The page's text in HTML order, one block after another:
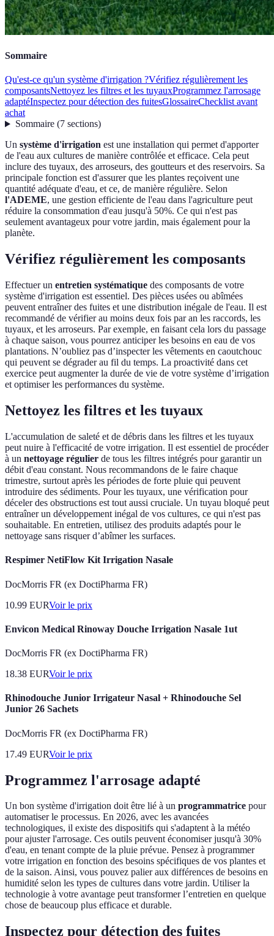
Sommaire
Qu'est-ce qu'un système d'irrigation ?Vérifiez régulièrement les
composantsNettoyez les filtres et les tuyauxProgrammez l'arrosage
adaptéInspectez pour détection des fuitesGlossaireChecklist avant
achat
Sommaire(7 sections)
Un système d'irrigation est une installation qui permet d'apporter
de l'eau aux cultures de manière contrôlée et efficace. Cela peut
inclure des tuyaux, des arroseurs, des goutteurs et des reservoirs. Sa
principale fonction est d'assurer que les plantes reçoivent une
quantité adéquate d'eau, et ce, de manière régulière. Selon
l'ADEME, une gestion efficiente de l'eau dans l'agriculture peut
réduire la consommation d'eau jusqu'à 50%. Ce qui n'est pas
seulement avantageux pour votre jardin, mais également pour la
planète.
Vérifiez régulièrement les composants
Effectuer un entretien systématique des composants de votre
système d'irrigation est essentiel. Des pièces usées ou abîmées
peuvent entraîner des fuites et une distribution inégale de l'eau. Il est
recommandé de vérifier au moins deux fois par an les raccords, les
tuyaux, et les arroseurs. Par exemple, en faisant cela lors du passage
à chaque saison, vous pourrez anticiper les besoins en eau de vos
plantations. N’oubliez pas d’inspecter les vêtements en caoutchouc
qui peuvent se dégrader au fil du temps. La proactivité dans cet
exercice peut augmenter la durée de vie de votre système d’irrigation
et optimiser les performances du système.
Nettoyez les filtres et les tuyaux
L'accumulation de saleté et de débris dans les filtres et les tuyaux
peut nuire à l'efficacité de votre irrigation. Il est essentiel de procéder
à un nettoyage régulier de tous les filtres intégrés pour garantir un
débit d'eau constant. Nous recommandons de le faire chaque
trimestre, surtout après les périodes de forte pluie qui peuvent
introduire des sédiments. Pour les tuyaux, une vérification pour
déceler des obstructions est tout aussi cruciale. Un tuyau bloqué peut
entraîner un développement inégal de vos cultures, ce qui n'est pas
souhaitable. En entretien, utilisez des produits adaptés pour le
nettoyage sans risquer d’abîmer les surfaces.
Respimer NetiFlow Kit Irrigation Nasale
DocMorris FR (ex DoctiPharma FR)
10.99 EURVoir le prix
Envicon Medical Rinoway Douche Irrigation Nasale 1ut
DocMorris FR (ex DoctiPharma FR)
18.38 EURVoir le prix
Rhinodouche Junior Irrigateur Nasal + Rhinodouche Sel
Junior 26 Sachets
DocMorris FR (ex DoctiPharma FR)
17.49 EURVoir le prix
Programmez l'arrosage adapté
Un bon système d'irrigation doit être lié à un programmatrice pour
automatiser le processus. En 2026, avec les avancées
technologiques, il existe des dispositifs qui s'adaptent à la météo
pour ajuster l'arrosage. Ces outils peuvent économiser jusqu'à 30%
d'eau, en tenant compte de la pluie prévue. Pensez à programmer
votre irrigation en fonction des besoins spécifiques de vos plantes et
de la saison. Ainsi, vous pouvez palier aux différences de besoins en
humidité selon les types de cultures dans votre jardin. Utiliser la
technologie à votre avantage peut transformer l’entretien en quelque
chose de beaucoup plus efficace et durable.
Inspectez pour détection des fuites